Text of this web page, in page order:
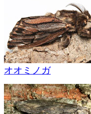
オオミノガ